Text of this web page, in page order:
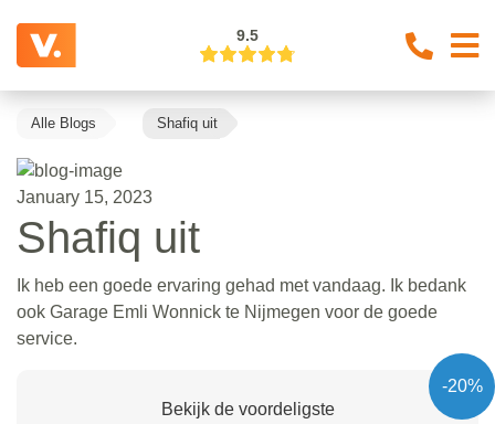
9.5
Alle Blogs Shafiq uit
January 15, 2023
Shafiq uit
Ik heb een goede ervaring gehad met vandaag. Ik bedank
ook Garage Emli Wonnick te Nijmegen voor de goede
service.
-20%
Bekijk de voordeligste